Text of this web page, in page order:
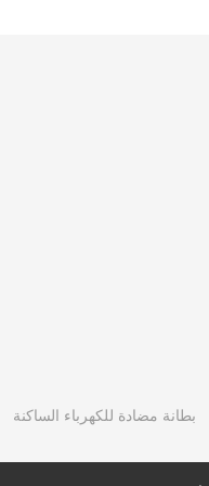
بطانة مضادة للكهرباء الساكنة